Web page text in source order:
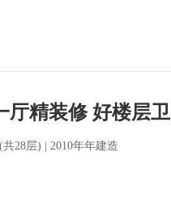
28层) | 2010年年建造